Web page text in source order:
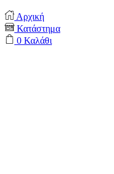
Αρχική
Κατάστημα
0 Καλάθι